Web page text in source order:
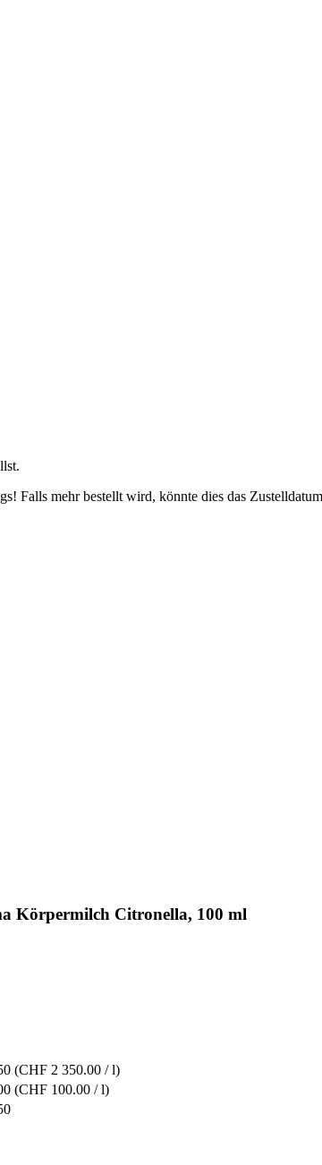
Falls mehr bestellt wird, könnte dies das
Körpermilch Citronella, 100 ml
(CHF 2 350.00 / l)
(CHF 100.00 / l)